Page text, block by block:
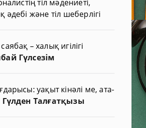
тіл мәдениеті,
әдебі және тіл шеберлігі
– халық игілігі
Гүлсезім
уақыт кінәлі ме, ата-
Гүлден Талғатқызы